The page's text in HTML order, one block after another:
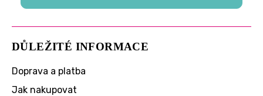
DŮLEŽITÉ INFORMACE
Doprava a platba
Jak nakupovat